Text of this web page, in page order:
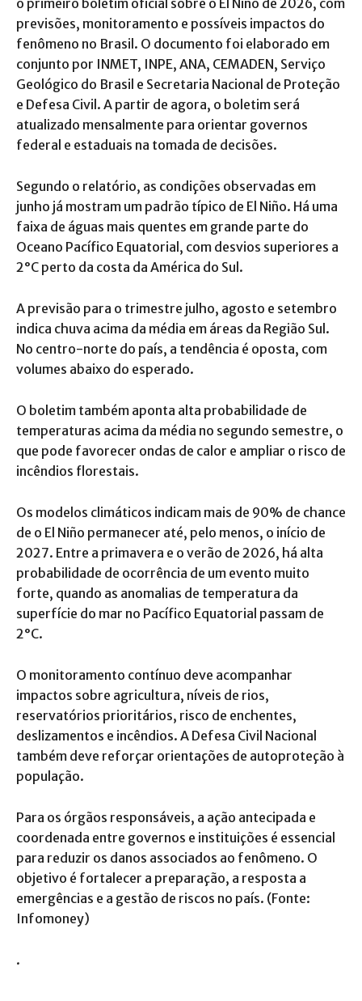
previsões, monitoramento e possíveis impactos do
fenômeno no Brasil. O documento foi elaborado em
conjunto por INMET, INPE, ANA, CEMADEN, Serviço
Geológico do Brasil e Secretaria Nacional de Proteção
e Defesa Civil. A partir de agora, o boletim será
atualizado mensalmente para orientar governos
federal e estaduais na tomada de decisões.
Segundo o relatório, as condições observadas em
junho já mostram um padrão típico de El Niño. Há uma
faixa de águas mais quentes em grande parte do
Oceano Pacífico Equatorial, com desvios superiores a
2°C perto da costa da América do Sul.
A previsão para o trimestre julho, agosto e setembro
indica chuva acima da média em áreas da Região Sul.
No centro-norte do país, a tendência é oposta, com
volumes abaixo do esperado.
O boletim também aponta alta probabilidade de
temperaturas acima da média no segundo semestre, o
que pode favorecer ondas de calor e ampliar o risco de
incêndios florestais.
Os modelos climáticos indicam mais de 90% de chance
de o El Niño permanecer até, pelo menos, o início de
2027. Entre a primavera e o verão de 2026, há alta
probabilidade de ocorrência de um evento muito
forte, quando as anomalias de temperatura da
superfície do mar no Pacífico Equatorial passam de
2°C.
O monitoramento contínuo deve acompanhar
impactos sobre agricultura, níveis de rios,
reservatórios prioritários, risco de enchentes,
deslizamentos e incêndios. A Defesa Civil Nacional
também deve reforçar orientações de autoproteção à
população.
Para os órgãos responsáveis, a ação antecipada e
coordenada entre governos e instituições é essencial
para reduzir os danos associados ao fenômeno. O
objetivo é fortalecer a preparação, a resposta a
emergências e a gestão de riscos no país. (Fonte:
Infomoney)
.